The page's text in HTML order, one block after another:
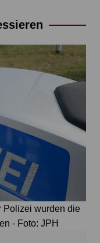
Polizei wurden die
- Foto: JPH